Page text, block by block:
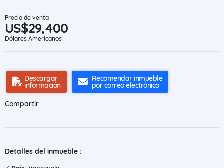
Precio de venta
US$29,400
Dólares Americanos
Descargar
información
Recomendar inmueble
por correo electrónico
Compartir
Detalles del inmueble :